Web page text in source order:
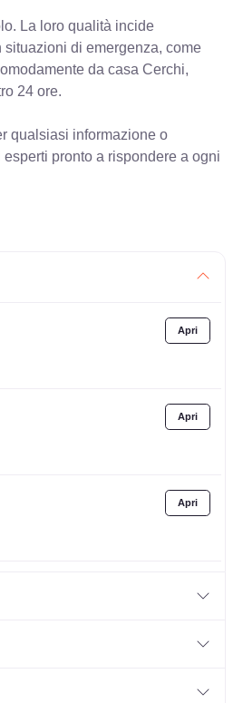
La loro qualità incide
di emergenza, come
da casa Cerchi,
24 ore.
qualsiasi informazione o
pronto a rispondere a ogni